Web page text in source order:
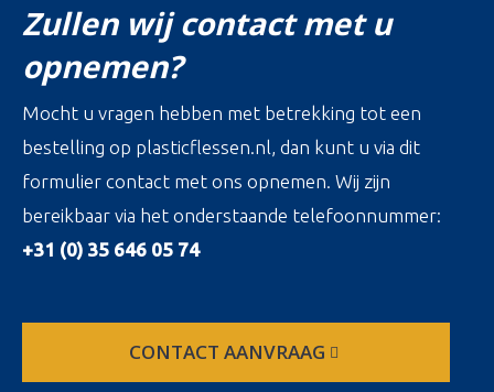
Zullen wij contact met u
opnemen?
Mocht u vragen hebben met betrekking tot een
bestelling op plasticflessen.nl, dan kunt u via dit
formulier contact met ons opnemen. Wij zijn
bereikbaar via het onderstaande telefoonnummer:
+31 (0) 35 646 05 74
CONTACT AANVRAAG